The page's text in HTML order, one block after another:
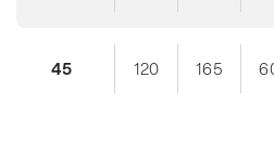
45 120 165